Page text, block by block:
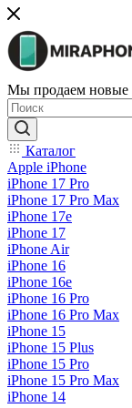
Мы продаем новые
Каталог
Apple iPhone
iPhone 17 Pro
iPhone 17 Pro Max
iPhone 17e
iPhone 17
iPhone Air
iPhone 16
iPhone 16e
iPhone 16 Pro
iPhone 16 Pro Max
iPhone 15
iPhone 15 Plus
iPhone 15 Pro
iPhone 15 Pro Max
iPhone 14